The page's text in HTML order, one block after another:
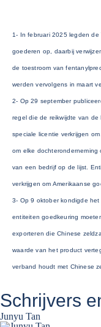
1- In februari 2025 legden
goederen op, daarbij
de toestroom van
werden vervolgens in maart
2- Op 29 september
regel die de reikwijdte van
speciale licentie verkrijgen
om elke
van een bedrijf op de lijst.
verkrijgen om Amerikaanse
3- Op 9 oktober kondigde
entiteiten goedkeuring
exporteren die Chinese
waarde van het product
verband houdt met Chinese
Schrijvers
Junyu Tan